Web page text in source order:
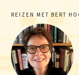
Primary
Sidebar
REIZEN MET BERT